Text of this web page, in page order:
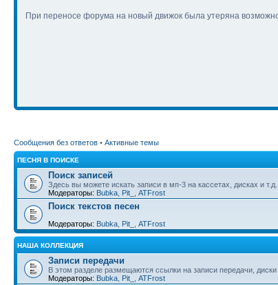
При переносе форума на новый движок была утеряна
Сообщения без ответов • Активные темы
ПЕСНЯ В ПОИСКЕ
Поиск записей
Здесь вы можете искать записи в мп-3 на кассетах, дисках и т.д.
Модераторы: Bubka Pit_ ATFrost
Поиск текстов песен
Модераторы: Bubka Pit_ ATFrost
НАША КОЛЛЕКЦИЯ
Записи передачи
В этом разделе размещаются ссылки на записи передачи, диски
Модераторы: Bubka Pit_ ATFrost